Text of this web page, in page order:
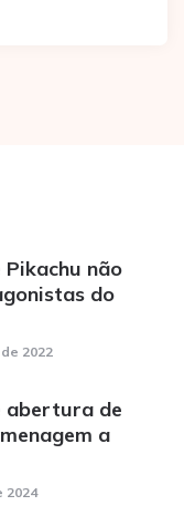
Pikachu não
do
2022
abertura de
a
2024